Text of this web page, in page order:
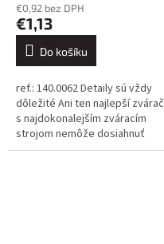
€0,92 bez DPH
€1,13
Do košíku
ref.: 140.0062 Detaily sú vždy
dôležité Ani ten najlepší zvárač
s najdokonalejším zváracím
strojom nemôže dosiahnuť
dokonalé výsledky, ak sa